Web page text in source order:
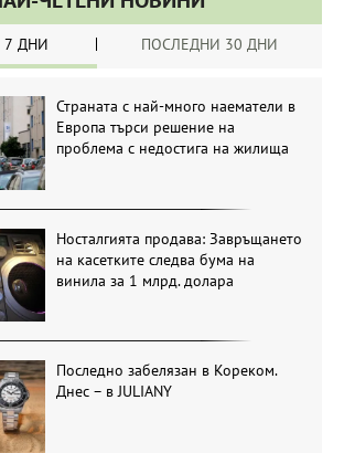
ДНИ ПОСЛЕДНИ 30 ДНИ
Страната с най-много наематели в
Европа търси решение на
проблема с недостига на жилища
Носталгията продава: Завръщането
на касетките следва бума на
винила за 1 млрд. долара
Последно забелязан в Кореком.
Днес – в JULIANY